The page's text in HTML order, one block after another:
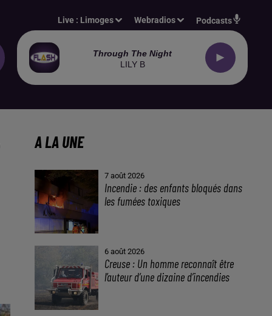
Live : Limoges Webradios Podcasts
Through The Night
LILY B
A LA UNE
7 août 2026
Incendie : des enfants bloqués dans
les fumées toxiques
6 août 2026
Creuse : Un homme reconnaît être
l’auteur d’une dizaine d’incendies